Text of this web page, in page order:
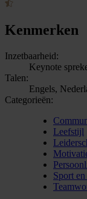
Kenmerken
Inzetbaarheid:
Keynote
Talen:
Engels,
Categorieën:
Leefstijl
Sport